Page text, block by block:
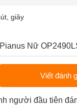
giây
Nữ
Viết đánh
người đầu tiên